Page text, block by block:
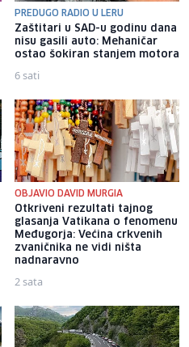
PREDUGO RADIO U LERU
Zaštitari u SAD-u godinu dana
nisu gasili auto: Mehaničar
ostao šokiran stanjem motora
6 sati
OBJAVIO DAVID MURGIA
Otkriveni rezultati tajnog
glasanja Vatikana o fenomenu
Međugorja: Većina crkvenih
zvaničnika ne vidi ništa
nadnaravno
2 sata